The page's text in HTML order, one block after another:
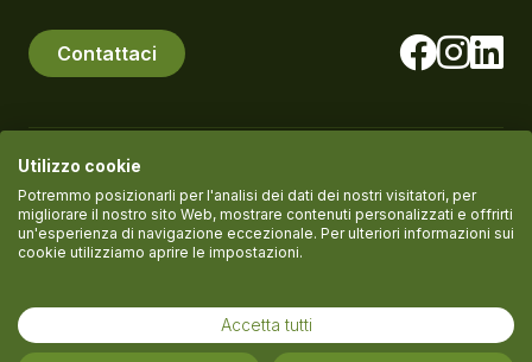
Contattaci
© PlanEat S.r.l. Società Benefit P.IVA IT11061420961
Termini del servizio
Utilizzo cookie
Potremmo posizionarli per l'analisi dei dati dei nostri visitatori, per
migliorare il nostro sito Web, mostrare contenuti personalizzati e offrirti
un'esperienza di navigazione eccezionale. Per ulteriori informazioni sui
cookie utilizziamo aprire le impostazioni.
Accetta tutti